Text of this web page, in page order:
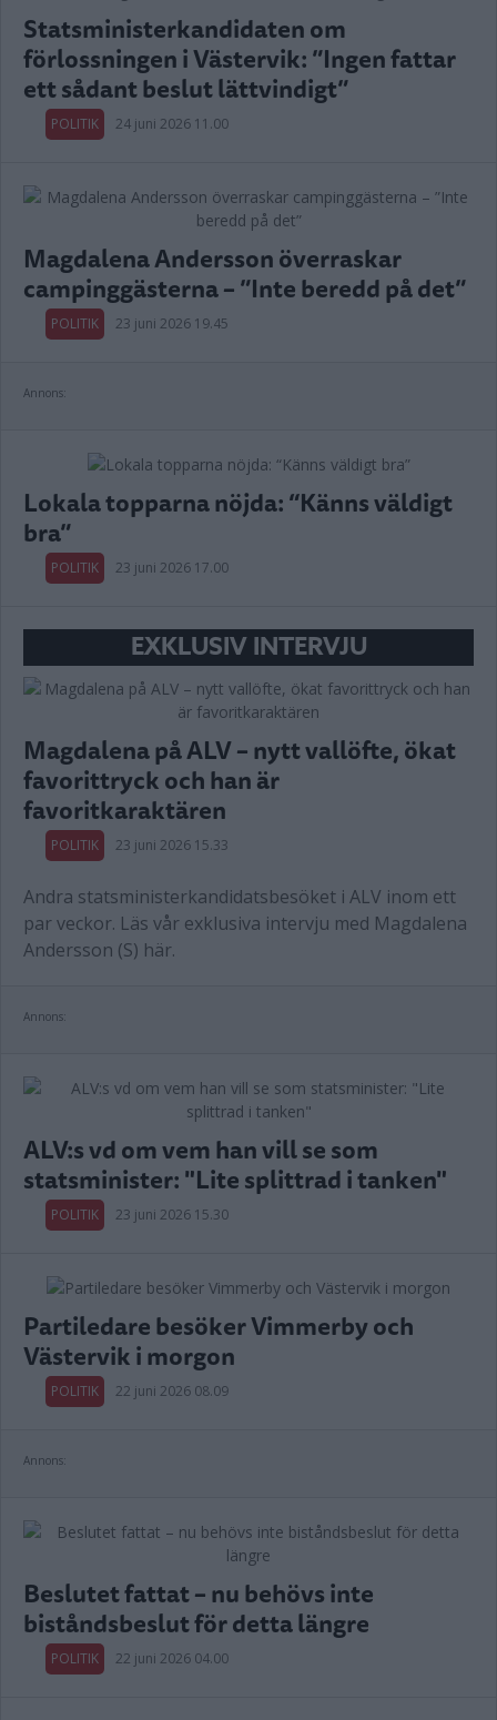
Statsministerkandidaten om
förlossningen i Västervik: ”Ingen fattar
ett sådant beslut lättvindigt”
POLITIK 24 juni 2026 11.00
Magdalena Andersson överraskar
campinggästerna – ”Inte beredd på det”
POLITIK 23 juni 2026 19.45
Annons:
Lokala topparna nöjda: “Känns väldigt
bra”
POLITIK 23 juni 2026 17.00
EXKLUSIV INTERVJU
Magdalena på ALV – nytt vallöfte, ökat
favorittryck och han är
favoritkaraktären
POLITIK 23 juni 2026 15.33
Andra statsministerkandidatsbesöket i ALV inom ett
par veckor. Läs vår exklusiva intervju med Magdalena
Andersson (S) här.
Annons:
ALV:s vd om vem han vill se som
statsminister: "Lite splittrad i tanken"
POLITIK 23 juni 2026 15.30
Partiledare besöker Vimmerby och
Västervik i morgon
POLITIK 22 juni 2026 08.09
Annons:
Beslutet fattat – nu behövs inte
biståndsbeslut för detta längre
POLITIK 22 juni 2026 04.00